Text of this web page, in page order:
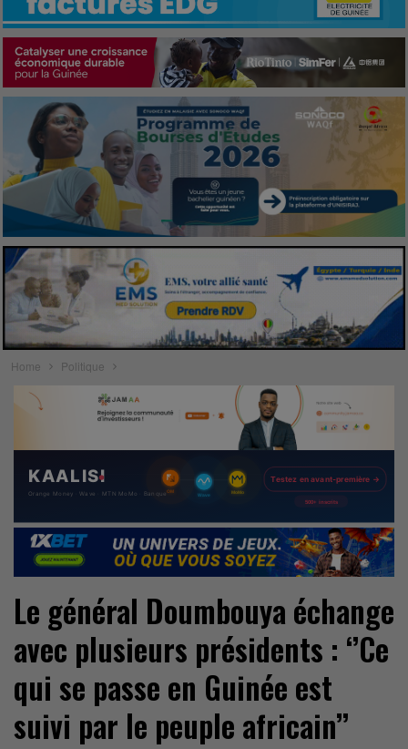
Home Politique
Le général Doumbouya échange
avec plusieurs présidents : ‘’Ce
qui se passe en Guinée est
suivi par le peuple africain’’